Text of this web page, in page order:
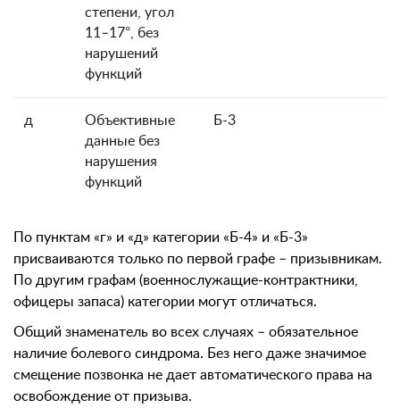
степени, угол
11–17°, без
нарушений
функций
д
Объективные
данные без
нарушения
функций
Б-3
По пунктам «г» и «д» категории «Б-4» и «Б-3»
присваиваются только по первой графе – призывникам.
По другим графам (военнослужащие-контрактники,
офицеры запаса) категории могут отличаться.
Общий знаменатель во всех случаях – обязательное
наличие болевого синдрома. Без него даже значимое
смещение позвонка не дает автоматического права на
освобождение от призыва.